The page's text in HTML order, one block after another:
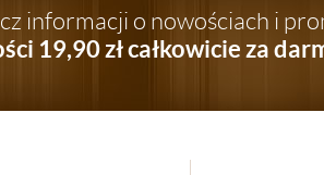
informacji o nowościach i
19,90 zł całkowicie za